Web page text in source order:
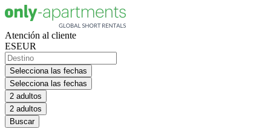
Atención al cliente
ESEUR
Selecciona las fechas
Selecciona las fechas
2 adultos
2 adultos
Buscar